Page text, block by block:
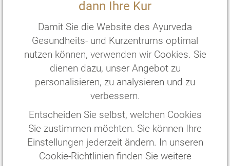
dann Ihre Kur
Damit Sie die Website des Ayurveda
Gesundheits- und Kurzentrums optimal
nutzen können, verwenden wir Cookies. Sie
dienen dazu, unser Angebot zu
personalisieren, zu analysieren und zu
verbessern.
Entscheiden Sie selbst, welchen Cookies
Sie zustimmen möchten. Sie können Ihre
Einstellungen jederzeit ändern. In unseren
Cookie-Richtlinien finden Sie weitere
176,— pro Person/Nacht
€ 880 ,— pro Person/5Nächte*
ZIMMER WÄHLEN